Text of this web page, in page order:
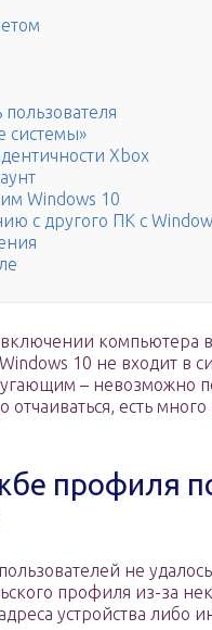
системы»
Xbox
Windows 10
с другого ПК с
компьютера
10 не входит в
– невозможно
есть
профиля
не
профиля из-за
устройства либо